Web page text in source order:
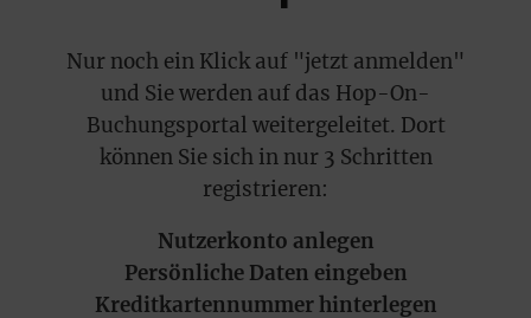
Nur noch ein Klick auf "jetzt anmelden"
und Sie werden auf das Hop-On-
Buchungsportal weitergeleitet. Dort
können Sie sich in nur 3 Schritten
registrieren:
Nutzerkonto anlegen
Persönliche Daten eingeben
Kreditkartennummer hinterlegen